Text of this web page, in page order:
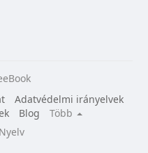
Adatvédelmi irányelvek
Blog
Több
Nyelv